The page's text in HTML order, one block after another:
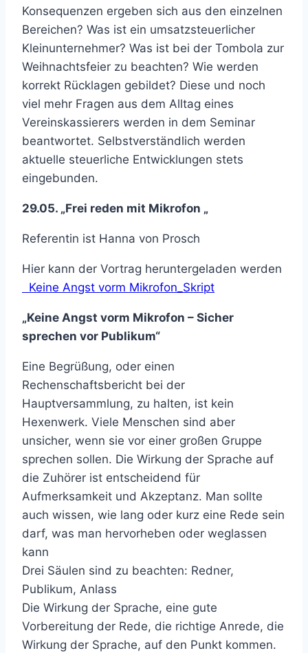
Konsequenzen ergeben sich aus den einzelnen
Bereichen? Was ist ein umsatzsteuerlicher
Kleinunternehmer? Was ist bei der Tombola zur
Weihnachtsfeier zu beachten? Wie werden
korrekt Rücklagen gebildet? Diese und noch
viel mehr Fragen aus dem Alltag eines
Vereinskassierers werden in dem Seminar
beantwortet. Selbstverständlich werden
aktuelle steuerliche Entwicklungen stets
eingebunden.
29.05. „Frei reden mit Mikrofon „
Referentin ist Hanna von Prosch
Hier kann der Vortrag heruntergeladen werden
Keine Angst vorm Mikrofon_Skript
„Keine Angst vorm Mikrofon – Sicher
sprechen vor Publikum“
Eine Begrüßung, oder einen
Rechenschaftsbericht bei der
Hauptversammlung, zu halten, ist kein
Hexenwerk. Viele Menschen sind aber
unsicher, wenn sie vor einer großen Gruppe
sprechen sollen. Die Wirkung der Sprache auf
die Zuhörer ist entscheidend für
Aufmerksamkeit und Akzeptanz. Man sollte
auch wissen, wie lang oder kurz eine Rede sein
darf, was man hervorheben oder weglassen
kann
Drei Säulen sind zu beachten: Redner,
Publikum, Anlass
Die Wirkung der Sprache, eine gute
Vorbereitung der Rede, die richtige Anrede, die
Wirkung der Sprache, auf den Punkt kommen.